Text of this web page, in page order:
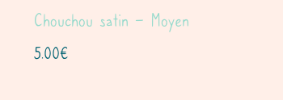
Chouchou satin – Moyen
5.00€